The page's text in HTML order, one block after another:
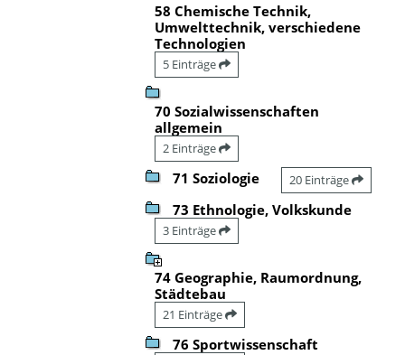
58 Chemische Technik,
Umwelttechnik, verschiedene
Technologien
5 Einträge
70 Sozialwissenschaften
allgemein
2 Einträge
71 Soziologie 20 Einträge
73 Ethnologie, Volkskunde
3 Einträge
74 Geographie, Raumordnung,
Städtebau
21 Einträge
76 Sportwissenschaft